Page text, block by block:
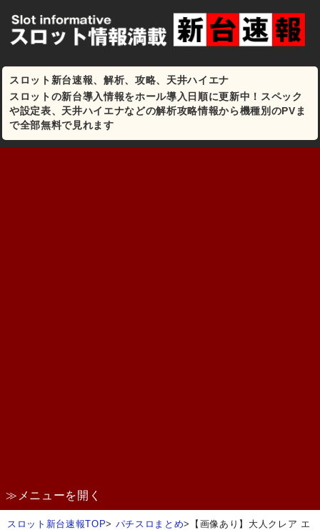
スロット新台速報、解析、攻略、天井ハイエナ
スロットの新台導入情報をホール導入日順に更新中！スペック
や設定表、天井ハイエナなどの解析攻略情報から機種別のPVま
で全部無料で見れます
≫メニューを開く
スロット新台速報TOP> パチスロまとめ>
【画像あり】大人クレア エ